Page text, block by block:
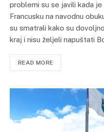
problemi su se javili kada je
Francusku na navodnu
su smatrali kako su
kraj i nisu željeli napuštati
READ MORE